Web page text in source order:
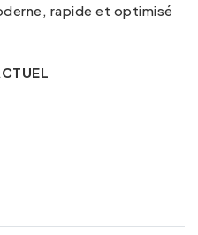
rapide et optimisé